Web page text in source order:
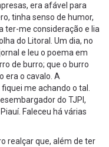
era afável para
tinha senso de humor,
ter-me consideração e lia
do Litoral. Um dia, no
e leu o poema em
de burro; que o burro
era o cavalo. A
me achando o tal.
do TJPI,
Faleceu há várias
realçar que, além de ter